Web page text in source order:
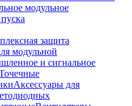
модульное
защита
модульной
и сигнальное
Аксессуары для